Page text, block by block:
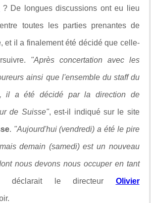
? De longues discussions ont eu lieu
toutes les parties prenantes de
et il a finalement été décidé que celle-
"Après concertation avec les
ainsi que l'ensemble du staff du
il a été décidé par la direction de
de Suisse", est-il indiqué sur le site
. "Aujourd'hui (vendredi) a été le pire
ais demain (samedi) est un nouveau
nous devons nous occuper en tant
déclarait le directeur Olivier